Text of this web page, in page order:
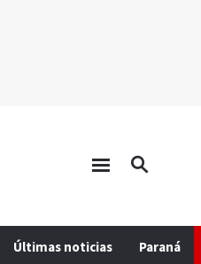
Últimas noticias Paraná